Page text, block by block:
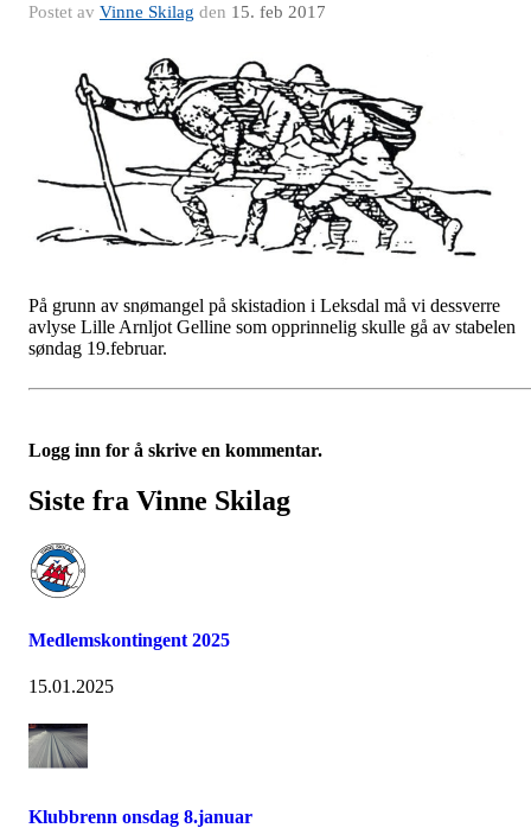
Postet av Vinne Skilag den 15. feb 2017
På grunn av snømangel på skistadion i Leksdal må vi dessverre
avlyse Lille Arnljot Gelline som opprinnelig skulle gå av stabelen
søndag 19.februar.
Logg inn for å skrive en kommentar.
Siste fra Vinne Skilag
Medlemskontingent 2025
15.01.2025
Klubbrenn onsdag 8.januar